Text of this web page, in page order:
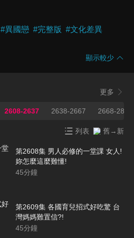
#異國戀 #完整版 #文化差異
顯示較少
更多
2608-2637 2638-2667 2668-2833
列表 舊→新
第2608集 男人必修的一堂課 女人!
妳怎麼這麼難懂!
45分鐘
第2609集 各國育兒招式好吃驚 台
灣媽媽難置信?!
45分鐘